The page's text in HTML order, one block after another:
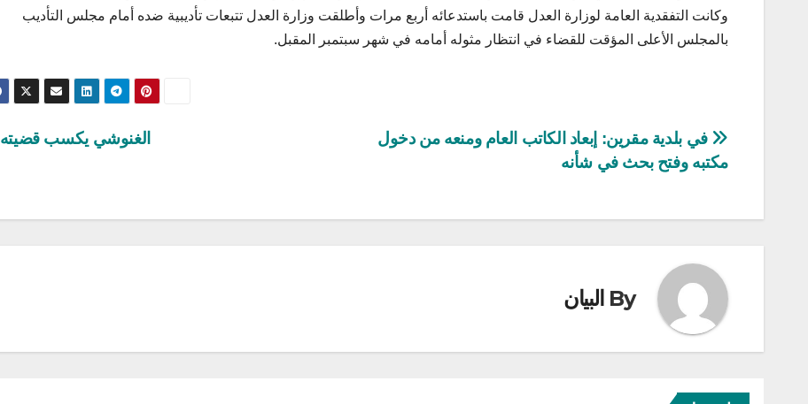
وكانت التفقدية العامة لوزارة العدل قامت باستدعائه أربع مرات وأطلقت وزارة العدل تتبعات تأديبية ضده أمام مجلس التأديب
بالمجلس الأعلى المؤقت للقضاء في انتظار مثوله أمامه في شهر سبتمبر المقبل.
تصفّح
المقالات
الغنوشي يكسب قضيته
في بلدية مقرين: إبعاد الكاتب العام ومنعه من دخول
مكتبه وفتح بحث في شأنه
By البيان